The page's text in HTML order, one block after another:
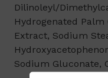
Dilinoleyl/
Hydrogenated Palm
Extract, Sodium
Sodium Gluconate,